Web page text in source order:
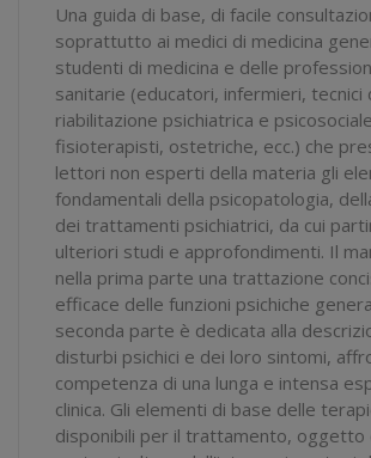
Una guida di base, di facile
soprattutto ai medici di medicina
studenti di medicina e delle
sanitarie (educatori, infermieri, tecnici
riabilitazione psichiatrica e
fisioterapisti, ostetriche, ecc.) che
lettori non esperti della materia gli
fondamentali della psicopatologia,
dei trattamenti psichiatrici, da cui
ulteriori studi e approfondimenti. Il
nella prima parte una trattazione
efficace delle funzioni psichiche
seconda parte è dedicata alla
disturbi psichici e dei loro sintomi,
competenza di una lunga e intensa
clinica. Gli elementi di base delle
disponibili per il trattamento, oggetto